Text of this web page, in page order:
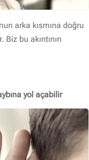
arka kısmına doğru
bu akıntının
yol açabilir